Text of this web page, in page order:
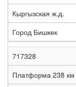
Кыргызская ж.д.
Город Бишкек
717328
Платформа 238 км